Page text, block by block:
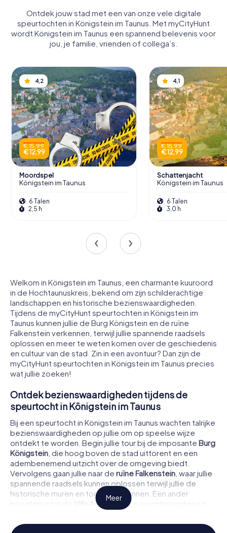
Ontdek jouw stad met een van onze vele digitale
speurtochten in Königstein im Taunus. Met myCityHunt
wordt Königstein im Taunus een spannend belevenis voor
jou, je familie, vrienden of collega’s.
4,2
€ 15,99
€ 12,99
Moordspel
Königstein im Taunus
6 Talen
2,5 h
4,1
€ 15,99
€ 12,99
Schattenjacht
Königstein im Taunus
6 Talen
3,0 h
Welkom in Königstein im Taunus, een charmante kuuroord
in de Hochtaunuskreis, bekend om zijn schilderachtige
landschappen en historische bezienswaardigheden.
Tijdens de myCityHunt speurtochten in Königstein im
Taunus kunnen jullie de Burg Königstein en de ruïne
Falkenstein verkennen, terwijl jullie spannende raadsels
oplossen en meer te weten komen over de geschiedenis
en cultuur van de stad. Zin in een avontuur? Dan zijn de
myCityHunt speurtochten in Königstein im Taunus precies
wat jullie zoeken!
Ontdek bezienswaardigheden tijdens de
speurtocht in Königstein im Taunus
Bij een speurtocht in Königstein im Taunus wachten talrijke
bezienswaardigheden op jullie om op speelse wijze
ontdekt te worden. Begin jullie tour bij de imposante Burg
Königstein , die hoog boven de stad uittorent en een
adembenemend uitzicht over de omgeving biedt.
Vervolgens gaan jullie naar de ruïne Falkenstein , waar jullie
spannende raadsels kunnen oplossen terwijl jullie de
historische muren en torens verkennen. Een ander
hoogtepunt is de Villa Andreae, een prachtig landgoed
dat jullie terugvoert naar een andere tijd. Ook het
Rathausin de oude binnenstad van Königstein is een
Meer